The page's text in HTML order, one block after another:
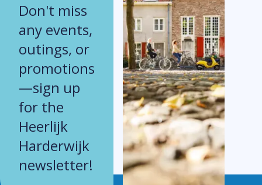
Don't miss
any events,
outings, or
promotions
—sign up
for the
Heerlijk
Harderwijk
newsletter!